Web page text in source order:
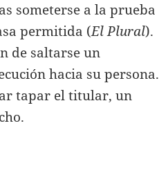
someterse a la prueba
permitida (El Plural).
de saltarse un
hacia su persona.
tapar el titular, un